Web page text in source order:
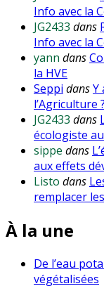
Info avec la
JG2433 dans
Info avec la
yann dans
la HVE
Seppi dansY
l’Agriculture ?
JG2433 dans
écologiste
sippe dans
aux effets
Listo dans
remplacer
À la une
De l’eau
végétalisées